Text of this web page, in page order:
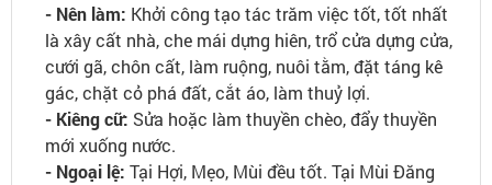
- Nên làm: Khởi công tạo tác trăm việc tốt, tốt nhất
là xây cất nhà, che mái dựng hiên, trổ cửa dựng cửa,
cưới gã, chôn cất, làm ruộng, nuôi tằm, đặt táng kê
gác, chặt cỏ phá đất, cắt áo, làm thuỷ lợi.
- Kiêng cữ: Sửa hoặc làm thuyền chèo, đẩy thuyền
mới xuống nước.
- Ngoại lệ: Tại Hợi, Mẹo, Mùi đều tốt. Tại Mùi Đăng